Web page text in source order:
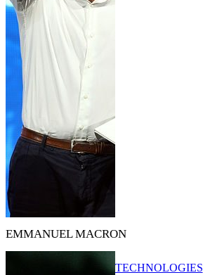
EMMANUEL MACRON
TECHNOLOGIES